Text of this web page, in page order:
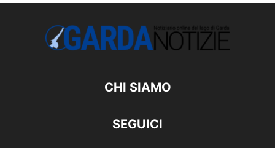
CHI SIAMO
SEGUICI